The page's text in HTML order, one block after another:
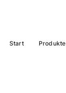
Start Produkte